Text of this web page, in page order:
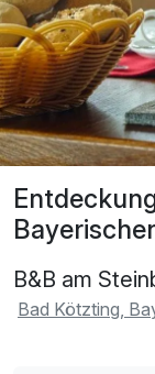
B&B am
Bad Kötzting,